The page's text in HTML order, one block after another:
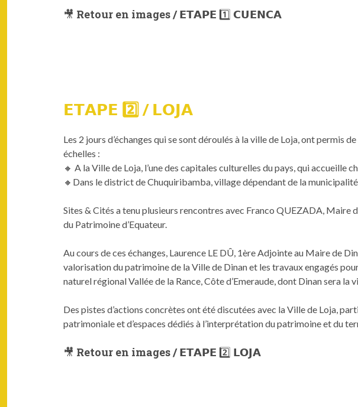
🎥 Retour en images / 𝗘𝗧𝗔𝗣𝗘 1️⃣ 𝗖𝗨𝗘𝗡𝗖𝗔
𝗘𝗧𝗔𝗣𝗘 2️⃣ / 𝗟𝗢𝗝𝗔
Les 2 jours d’échanges qui se sont déroulés à la ville de Loja, ont
échelles :
🔸 A la Ville de Loja, l’une des capitales culturelles du pays, qui accueille
🔸Dans le district de Chuquiribamba, village dépendant de la
Sites & Cités a tenu plusieurs rencontres avec Franco QUEZADA,
du Patrimoine d’Equateur.
Au cours de ces échanges, Laurence LE DÛ, 1ère Adjointe au Maire de
valorisation du patrimoine de la Ville de Dinan et les travaux engagés
naturel régional Vallée de la Rance, Côte d’Emeraude, dont Dinan sera la
Des pistes d’actions concrètes ont été discutées avec la Ville de Loja,
patrimoniale et d’espaces dédiés à l’interprétation du patrimoine et du
🎥 Retour en images / 𝗘𝗧𝗔𝗣𝗘 2️⃣ 𝗟𝗢𝗝𝗔